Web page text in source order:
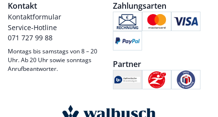
Kontakt
Kontaktformular
Service-Hotline
071 727 99 88
Montags bis samstags von 8 – 20
Uhr. Ab 20 Uhr sowie sonntags
Anrufbeantworter.
Zahlungsarten
Partner